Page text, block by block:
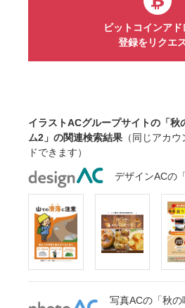
ビットコインアド
登録をリクエ
イラストACグループサイトの「秋
ム2」の関連検索結果 （同じアカ
ドできます）
デザインACの
写真ACの「秋